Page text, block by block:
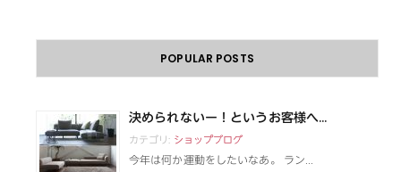
POPULAR POSTS
決められないー！というお客様へ...
カテゴリ: ショップブログ
今年は何か運動をしたいなあ。 ラン...